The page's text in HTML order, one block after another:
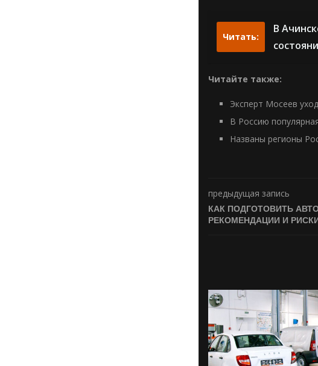
Читать:
В
Читайте также:
Эксперт Мосеев
В Россию
Названы регионы
предыдущая запись
КАК ПОДГОТОВИТЬ
РЕКОМЕНДАЦИИ И